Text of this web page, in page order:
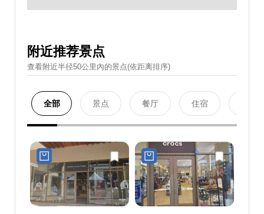
附近推荐景点
查看附近半径50公里內的景点(依距离排序)
全部 景点 餐厅 住宿